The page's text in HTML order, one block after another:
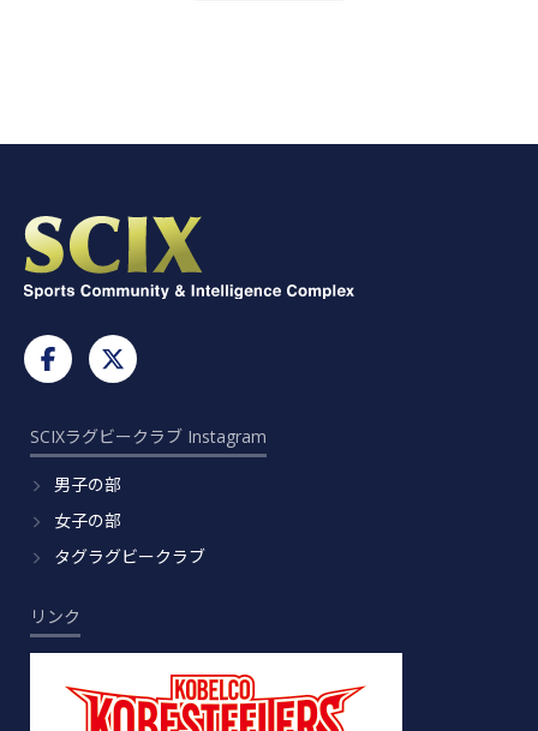
SCIXラグビークラブ Instagram
男子の部
女子の部
タグラグビークラブ
リンク